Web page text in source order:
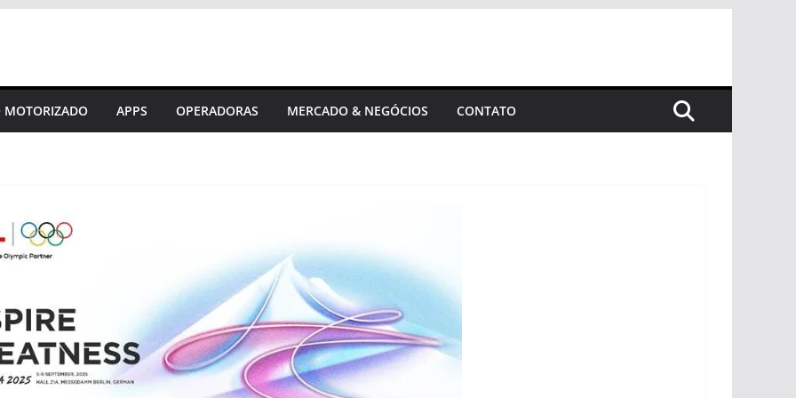
APPS OPERADORAS MERCADO & NEGÓCIOS CONTATO